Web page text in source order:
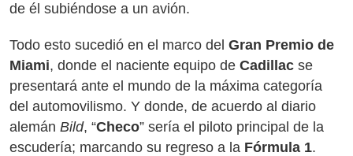
de él subiéndose a un avión.
Todo esto sucedió en el marco del Gran Premio de
Miami, donde el naciente equipo de Cadillac se
presentará ante el mundo de la máxima categoría
del automovilismo. Y donde, de acuerdo al diario
alemán Bild, “Checo” sería el piloto principal de la
escudería; marcando su regreso a la Fórmula 1.